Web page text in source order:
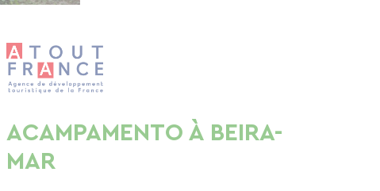
ACAMPAMENTO À BEIRA-
MAR